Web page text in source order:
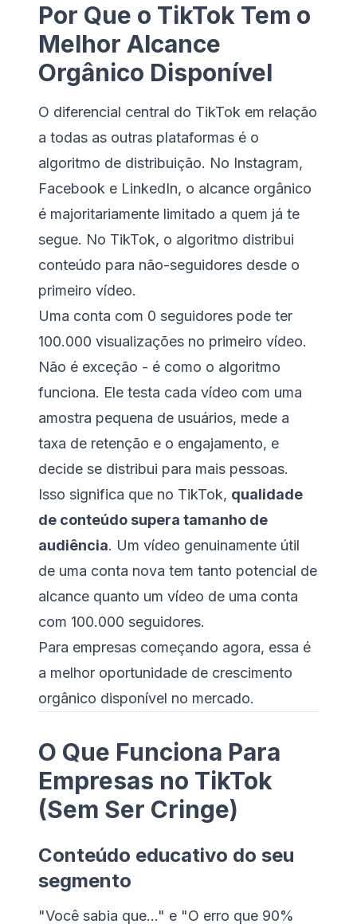
Por Que o TikTok Tem o
Melhor Alcance
Orgânico Disponível
O diferencial central do TikTok em relação
a todas as outras plataformas é o
algoritmo de distribuição. No Instagram,
Facebook e LinkedIn, o alcance orgânico
é majoritariamente limitado a quem já te
segue. No TikTok, o algoritmo distribui
conteúdo para não-seguidores desde o
primeiro vídeo.
Uma conta com 0 seguidores pode ter
100.000 visualizações no primeiro vídeo.
Não é exceção - é como o algoritmo
funciona. Ele testa cada vídeo com uma
amostra pequena de usuários, mede a
taxa de retenção e o engajamento, e
decide se distribui para mais pessoas.
Isso significa que no TikTok, qualidade
de conteúdo supera tamanho de
audiência. Um vídeo genuinamente útil
de uma conta nova tem tanto potencial de
alcance quanto um vídeo de uma conta
com 100.000 seguidores.
Para empresas começando agora, essa é
a melhor oportunidade de crescimento
orgânico disponível no mercado.
O Que Funciona Para
Empresas no TikTok
(Sem Ser Cringe)
Conteúdo educativo do seu
segmento
"Você sabia que..." e "O erro que 90%